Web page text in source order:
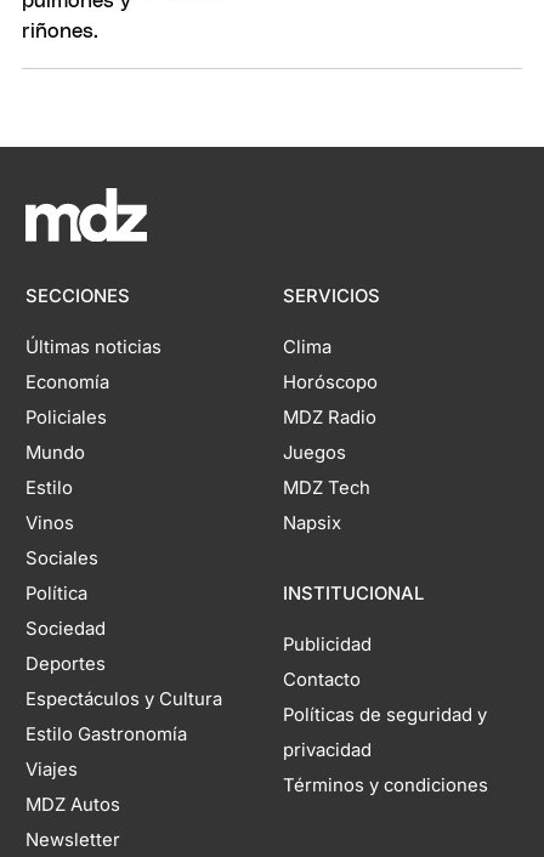
SECCIONES
Últimas noticias
Economía
Policiales
Mundo
Estilo
Vinos
Sociales
Política
Sociedad
Deportes
Espectáculos y Cultura
Estilo Gastronomía
Viajes
MDZ Autos
Newsletter
SERVICIOS
Clima
Horóscopo
MDZ Radio
Juegos
MDZ Tech
Napsix
INSTITUCIONAL
Publicidad
Contacto
Políticas de seguridad y
privacidad
Términos y condiciones